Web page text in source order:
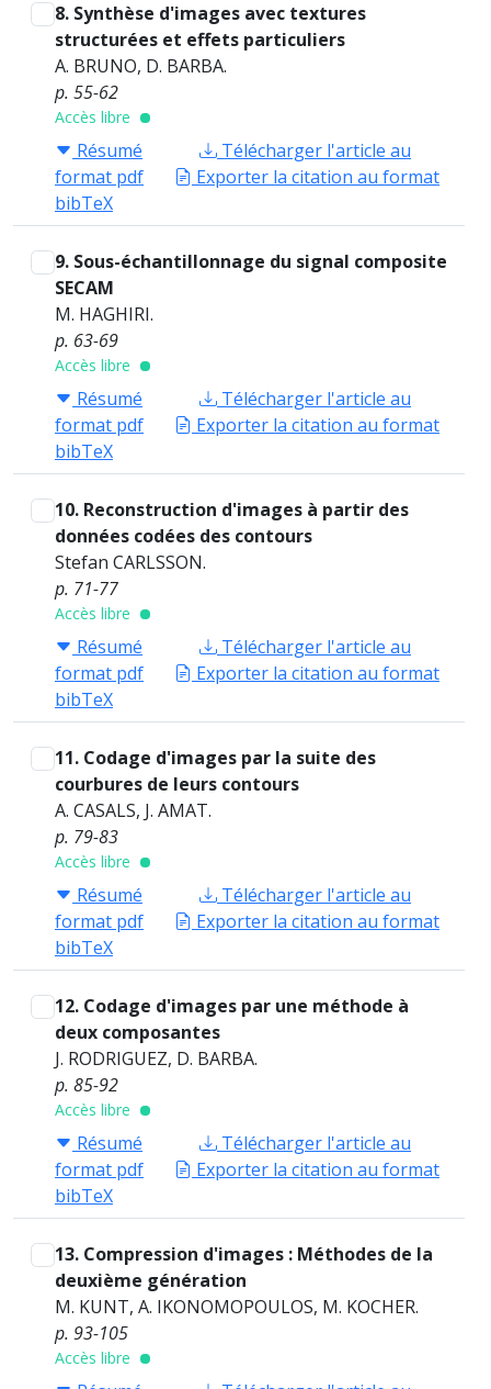
8. Synthèse d'images avec textures
structurées et effets particuliers
A. BRUNO, D. BARBA.
p. 55-62
Accès libre
Résumé
Télécharger l'article au
format pdf
Exporter la citation au format
bibTeX
9. Sous-échantillonnage du signal composite
SECAM
M. HAGHIRI.
p. 63-69
Accès libre
Résumé
Télécharger l'article au
format pdf
Exporter la citation au format
bibTeX
10. Reconstruction d'images à partir des
données codées des contours
Stefan CARLSSON.
p. 71-77
Accès libre
Résumé
Télécharger l'article au
format pdf
Exporter la citation au format
bibTeX
11. Codage d'images par la suite des
courbures de leurs contours
A. CASALS, J. AMAT.
p. 79-83
Accès libre
Résumé
Télécharger l'article au
format pdf
Exporter la citation au format
bibTeX
12. Codage d'images par une méthode à
deux composantes
J. RODRIGUEZ, D. BARBA.
p. 85-92
Accès libre
Résumé
Télécharger l'article au
format pdf
Exporter la citation au format
bibTeX
13. Compression d'images : Méthodes de la
deuxième génération
M. KUNT, A. IKONOMOPOULOS, M. KOCHER.
p. 93-105
Accès libre